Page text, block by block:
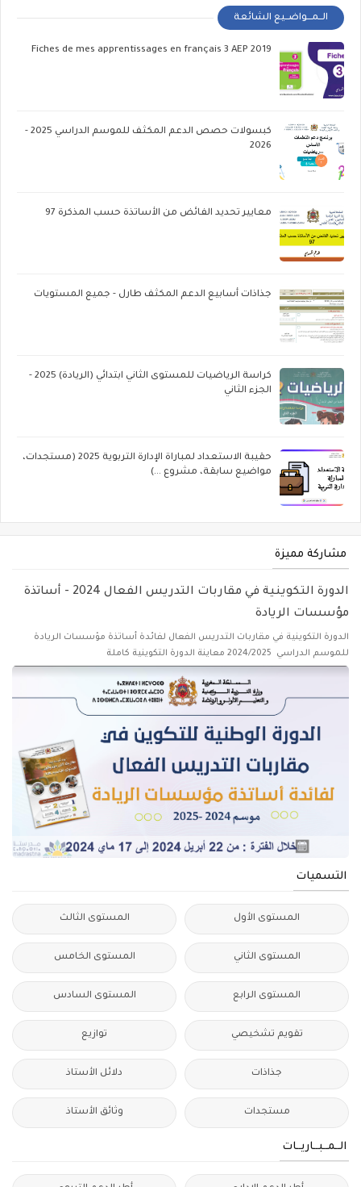
الــمـــواضــيع الشائعة
Fiches de mes apprentissages en français 3 AEP 2019
كبسولات حصص الدعم المكثف للموسم الدراسي 2025 -
2026
معايير تحديد الفائض من الأساتذة حسب المذكرة 97
جذاذات أسابيع الدعم المكثف طارل - جميع المستويات
كراسة الرياضيات للمستوى الثاني ابتدائي (الريادة) 2025 -
الجزء الثاني
حقيبة الاستعداد لمباراة الإدارة التربوية 2025 (مستجدات،
مواضيع سابقة، مشروع ...)
مشاركة مميزة
الدورة التكوينية في مقاربات التدريس الفعال 2024 - أساتذة
مؤسسات الريادة
الدورة التكوينية في مقاربات التدريس الفعال لفائدة أساتذة مؤسسات الريادة
للموسم الدراسي 2024/2025 معاينة الدورة التكوينية كاملة
التسميات
المستوى الأول المستوى الثالث
المستوى الثاني المستوى الخامس
المستوى الرابع المستوى السادس
تقويم تشخيصي توازيع
جذاذات دلائل الأستاذ
مستجدات وثائق الأستاذ
الــمــبــاريــات